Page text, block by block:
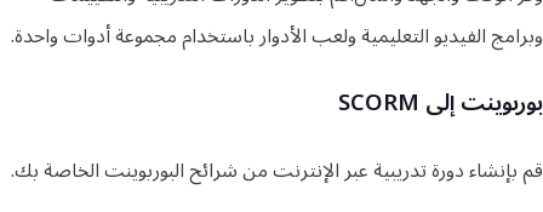
وبرامج الفيديو التعليمية ولعب الأدوار باستخدام مجموعة أدوات واحدة.
بوربوينت إلى SCORM
قم بإنشاء دورة تدريبية عبر الإنترنت من شرائح البوربوينت الخاصة بك.